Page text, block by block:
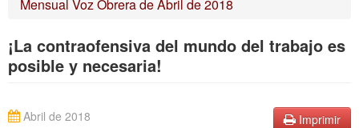
¿QUÉ ES LA UCI?
BÚSQUEDA
CONTACTARNOS
Mensual Voz Obrera de Abril de 2018
¡La contraofensiva del mundo del trabajo es
posible y necesaria!
Imprimir
Abril de 2018